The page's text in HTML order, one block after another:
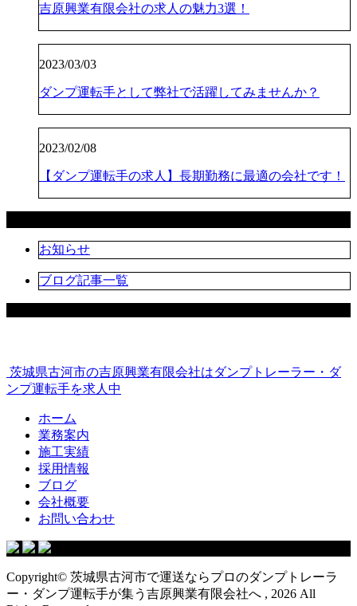
吉原興業有限会社の求人の魅力3選！
2023/03/03
ダンプ運転手として弊社で活躍してみませんか？
2023/02/08
【ダンプ運転手の求人】長期勤務に最適の会社です！
お知らせ
ブログ記事一覧
茨城県古河市の吉原興業有限会社はダンプトレーラー・ダ
ンプ運転手を求人中
ホーム
業務案内
施工実績
採用情報
ブログ
会社概要
お問い合わせ
Copyright© 茨城県古河市で運送ならプロのダンプトレーラ
ー・ダンプ運転手が集う吉原興業有限会社へ , 2026 All